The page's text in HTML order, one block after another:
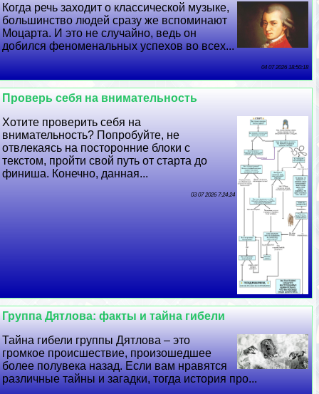
Когда речь заходит о классической музыке,
большинство людей сразу же вспоминают
Моцарта. И это не случайно, ведь он
добился феноменальных успехов во всех...
04 07 2026 18:50:18
Проверь себя на внимательность
Хотите проверить себя на
внимательность? Попробуйте, не
отвлекаясь на посторонние блоки с
текстом, пройти свой путь от старта до
финиша. Конечно, данная...
03 07 2026 7:24:24
Группа Дятлова: факты и тайна гибели
Тайна гибели группы Дятлова – это
громкое происшествие, произошедшее
более полувека назад. Если вам нравятся
различные тайны и загадки, тогда история про...